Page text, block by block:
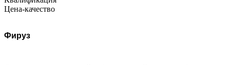
Цена-качество
Фируз